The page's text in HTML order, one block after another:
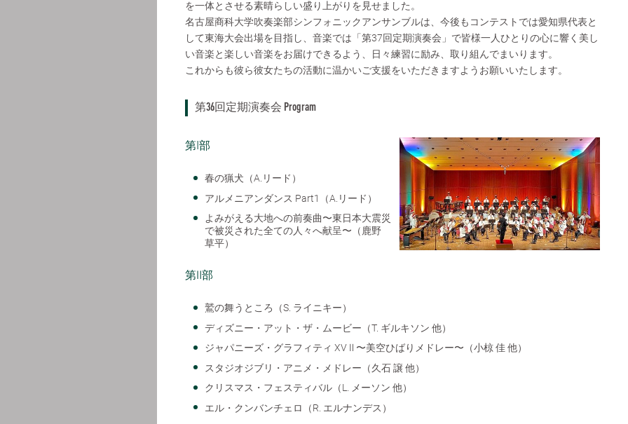
を一体とさせる素晴らしい盛り上がりを見せました。
名古屋商科大学吹奏楽部シンフォニックアンサンブルは、今後もコンテストでは愛知県代表と
して東海大会出場を目指し、音楽では「第37回定期演奏会」で皆様一人ひとりの心に響く美し
い音楽と楽しい音楽をお届けできるよう、日々練習に励み、取り組んでまいります。
これからも彼ら彼女たちの活動に温かいご支援をいただきますようお願いいたします。
第36回定期演奏会 Program
第I部
春の猟犬（A.リード）
アルメニアンダンス Part1（A.リード）
よみがえる大地への前奏曲〜東日本大震災
で被災された全ての人々へ献呈〜（鹿野
草平）
第Ⅱ部
鷲の舞うところ（S. ライニキー）
ディズニー・アット・ザ・ムービー（T. ギルキソン 他）
ジャパニーズ・グラフィティ XV Ⅱ 〜美空ひばりメドレー〜（小椋 佳 他）
スタジオジブリ・アニメ・メドレー（久石 譲 他）
クリスマス・フェスティバル（L. メーソン 他）
エル・クンバンチェロ（R. エルナンデス）